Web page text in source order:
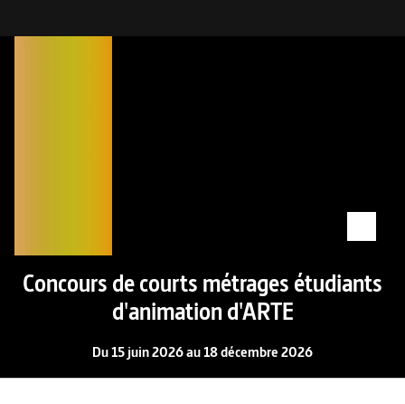
Concours de courts métrages étudiants
d'animation d'ARTE
Du 15 juin 2026 au 18 décembre 2026